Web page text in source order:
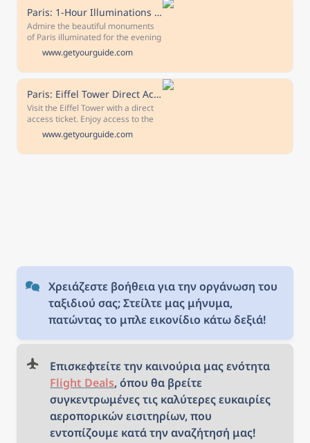
advance for a full refund Covid-19
precautions Special health and
safety measures are in place.
Paris: 1-Hour Illuminations River Cruise
Admire the beautiful monuments
of Paris illuminated for the evening
on an enjoyable 1-hour on the
River Seine. Cancellation policy
This activity is non-refundable
Covid-19 precautions Special
health and safety measures are in
place. Check your activity voucher
once you book for full details.
Duration 1 hour Check availability
to see starting times.
www.getyourguide.com
Paris: Eiffel Tower Direct Access W/ Optional Summit Access
Visit the Eiffel Tower with a direct
access ticket. Enjoy access to the
1st and 2nd floors and the Summit
by elevator. Marvel at spectacular
views of Paris.
www.getyourguide.com
Χρειάζεστε βοήθεια για την οργάνωση του
ταξιδιού σας; Στείλτε μας μήνυμα,
πατώντας το μπλε εικονίδιο κάτω δεξιά!
Flight Deals, όπου θα βρείτε
συγκεντρωμένες τις καλύτερες ευκαιρίες
αεροπορικών εισιτηρίων, που
εντοπίζουμε κατά την αναζήτησή μας!